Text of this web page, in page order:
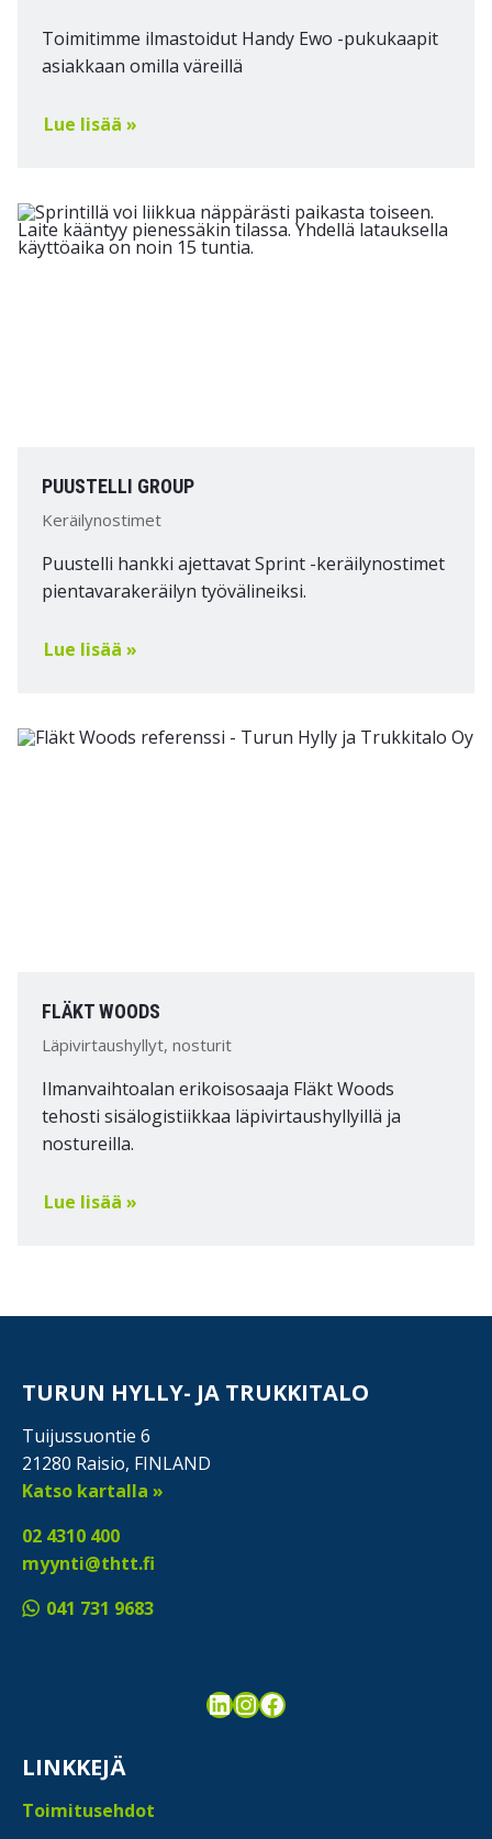
Toimitimme ilmastoidut Handy Ewo -pukukaapit
asiakkaan omilla väreillä
Lue lisää »
PUUSTELLI GROUP
Keräilynostimet
Puustelli hankki ajettavat Sprint -keräilynostimet
pientavarakeräilyn työvälineiksi.
Lue lisää »
FLÄKT WOODS
Läpivirtaushyllyt, nosturit
Ilmanvaihtoalan erikoisosaaja Fläkt Woods
tehosti sisälogistiikkaa läpivirtaushyllyillä ja
nostureilla.
Lue lisää »
TURUN HYLLY- JA TRUKKITALO
Tuijussuontie 6
21280 Raisio, FINLAND
Katso kartalla »
02 4310 400
myynti@thtt.fi
041 731 9683
LinkedIn
Instagram
Facebook
LINKKEJÄ
Toimitusehdot